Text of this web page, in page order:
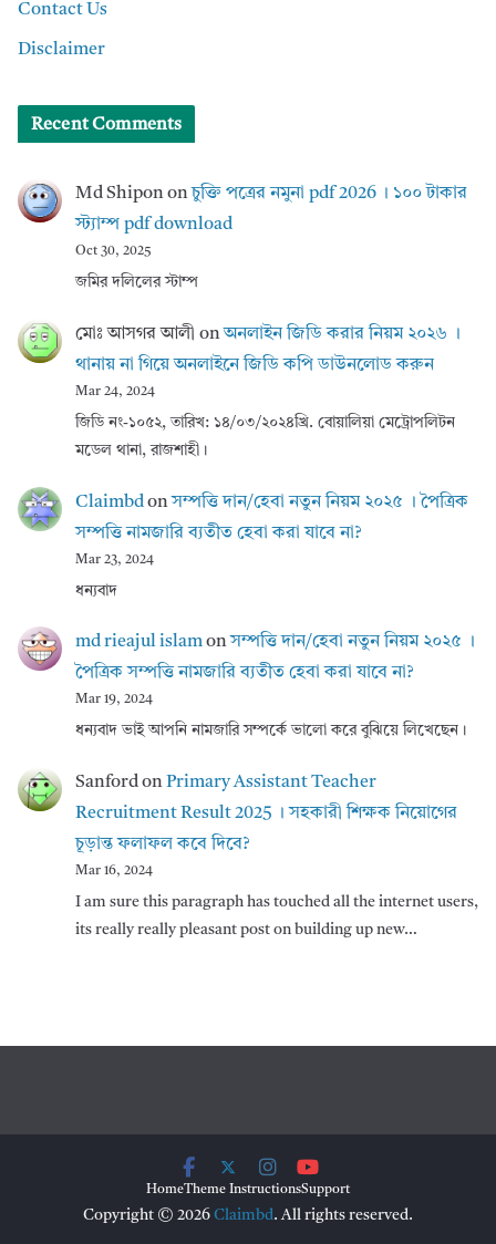
Contact Us
Disclaimer
Recent Comments
Md Shipononচুক্তি পত্রের নমুনা pdf 2026 । ১০০ টাকার
স্ট্যাম্প pdf download
Oct 30, 2025
জমির দলিলের স্টাম্প
মোঃ আসগর আলী onঅনলাইন জিডি করার নিয়ম ২০২৬ ।
থানায় না গিয়ে অনলাইনে জিডি কপি ডাউনলোড করুন
Mar 24, 2024
জিডি নং-১০৫২, তারিখ: ১৪/০৩/২০২৪খ্রি. বোয়ালিয়া মেট্রোপলিটন
মডেল থানা, রাজশাহী।
Claimbdonসম্পত্তি দান/হেবা নতুন নিয়ম ২০২৫ । পৈত্রিক
সম্পত্তি নামজারি ব্যতীত হেবা করা যাবে না?
Mar 23, 2024
ধন্যবাদ
md rieajul islamonসম্পত্তি দান/হেবা নতুন নিয়ম ২০২৫ ।
পৈত্রিক সম্পত্তি নামজারি ব্যতীত হেবা করা যাবে না?
Mar 19, 2024
ধন্যবাদ ভাই আপনি নামজারি সম্পর্কে ভালো করে বুঝিয়ে লিখেছেন।
SanfordonPrimary Assistant Teacher
Recruitment Result 2025 । সহকারী শিক্ষক নিয়োগের
চূড়ান্ত ফলাফল কবে দিবে?
Mar 16, 2024
I am sure this paragraph has touched all the internet users,
its really really pleasant post on building up new…
HomeTheme InstructionsSupport
Copyright © 2026 Claimbd. All rights reserved.